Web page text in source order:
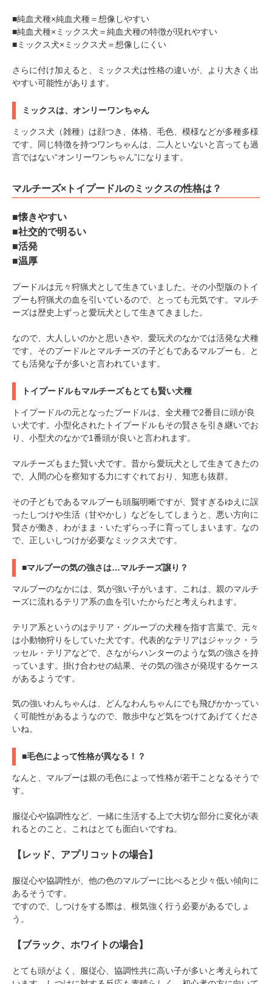
■純血犬種×純血犬種＝想像しやすい
■純血犬種×ミックス犬＝純血犬種の特徴が現れやすい
■ミックス犬×ミックス犬＝想像しにくい
さらに付け加えると、ミックス犬は性格の違いが、より大きく出
やすい可能性があります。
ミックスは、オンリーワンちゃん
ミックス犬（雑種）は顔つき、体格、毛色、模様などが多種多様
です。同じ特徴を持つワンちゃんは、二人といないと言っても過
言ではない“オンリーワンちゃん”になります。
マルチーズ×トイプードルのミックスの性格は？
■懐きやすい
■社交的で明るい
■活発
■温厚
プードルは元々狩猟犬として生きていました。その小型版のトイ
プーも狩猟犬の血を引いているので、とっても元気です。マルチ
ーズは歴史上ずっと愛玩犬として生きてきました。
なので、大人しいのかと思いきや、愛玩犬のなかでは活発な犬種
です。そのプードルとマルチーズの子どもであるマルプーも、と
ても活発な子が多いと言われています。
トイプードルもマルチーズもとても賢い犬種
トイプードルの元となったプードルは、全犬種で2番目に頭が良
い犬です。小型化されたトイプードルもその賢さを引き継いでお
り、小型犬のなかで1番頭が良いと言われます。
マルチーズもまた賢い犬です。昔から愛玩犬として生きてきたの
で、人間の心を察知する力にすぐれており、知恵も抜群。
その子どもであるマルプーも頭脳明晰ですが、賢すぎるゆえに誤
ったしつけや生活（甘やかし）などをしてしまうと、悪い方向に
賢さが働き、わがまま・いたずらっ子に育ってしまいます。なの
で、正しいしつけが必要なミックス犬です。
■マルプーの気の強さは…マルチーズ譲り？
マルプーのなかには、気が強い子がいます。これは、親のマルチ
ーズに流れるテリア系の血を引いたからだと考えられます。
テリア系というのはテリア・グループの犬種を指す言葉で、元々
は小動物狩りをしていた犬です。代表的なテリアはジャック・ラ
ッセル・テリアなどで、さながらハンターのような気の強さを持
っています。掛け合わせの結果、その気の強さが発現するケース
があるようです。
気の強いわんちゃんは、どんなわんちゃんにでも飛びかかってい
く可能性があるようなので、散歩中など気をつけてあげてくださ
いね。
■毛色によって性格が異なる！？
なんと、マルプーは親の毛色によって性格が若干ことなるそうで
す。
服従心や協調性など、一緒に生活する上で大切な部分に変化が表
れるとのこと。これはとても面白いですね。
【レッド、アプリコットの場合】
服従心や協調性が、他の色のマルプーに比べると少々低い傾向に
あるそうです。
ですので、しつけをする際は、根気強く行う必要があるでしょ
う。
【ブラック、ホワイトの場合】
とても頭がよく、服従心、協調性共に高い子が多いと考えられて
閉じる
pecodogs
pecocats
アプリで開く
アプリをダウンロードする